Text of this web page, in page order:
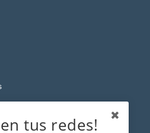
tus redes!